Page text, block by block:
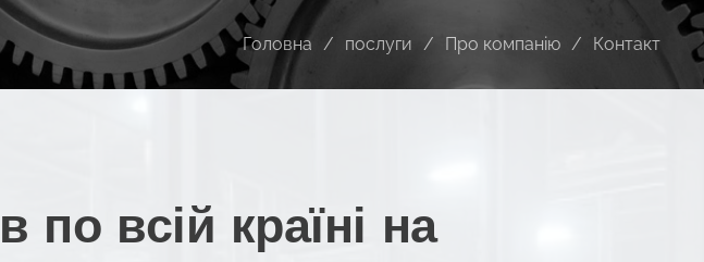
Головна послуги Про компанію Контакт
всій країні на